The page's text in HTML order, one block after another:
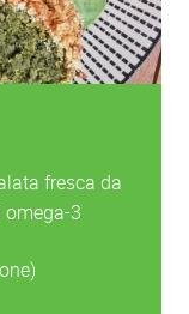
fresca da
3